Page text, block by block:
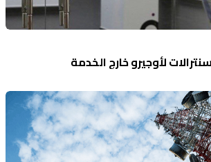
لأوجيرو خارج الخدمة